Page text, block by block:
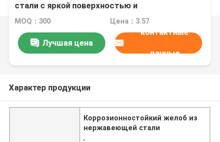
стали с яркой поверхностью и
индивидуальной резкой для фальцевой кровли
MOQ：300 Цена：3.57
Лучшая цена
контактные
данные
Характер продукции
Коррозионностойкий желоб из
нержавеющей стали
,